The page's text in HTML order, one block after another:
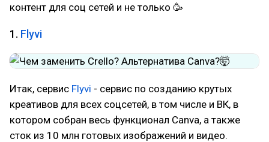
контент для соц сетей и не только 🥳
1. Flyvi
Итак, сервис Flyvi - сервис по созданию крутых
креативов для всех соцсетей, в том числе и ВК, в
котором собран весь функционал Canva, а также
сток из 10 млн готовых изображений и видео.